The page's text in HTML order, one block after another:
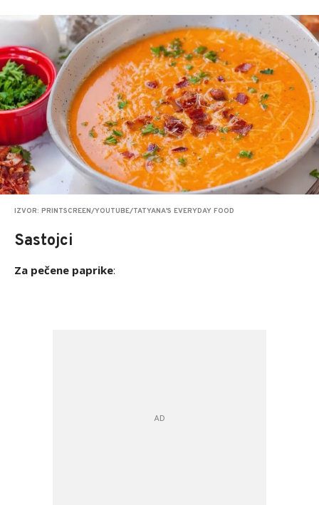
IZVOR: PRINTSCREEN/YOUTUBE/TATYANA'S EVERYDAY FOOD
Sastojci
Za pečene paprike: